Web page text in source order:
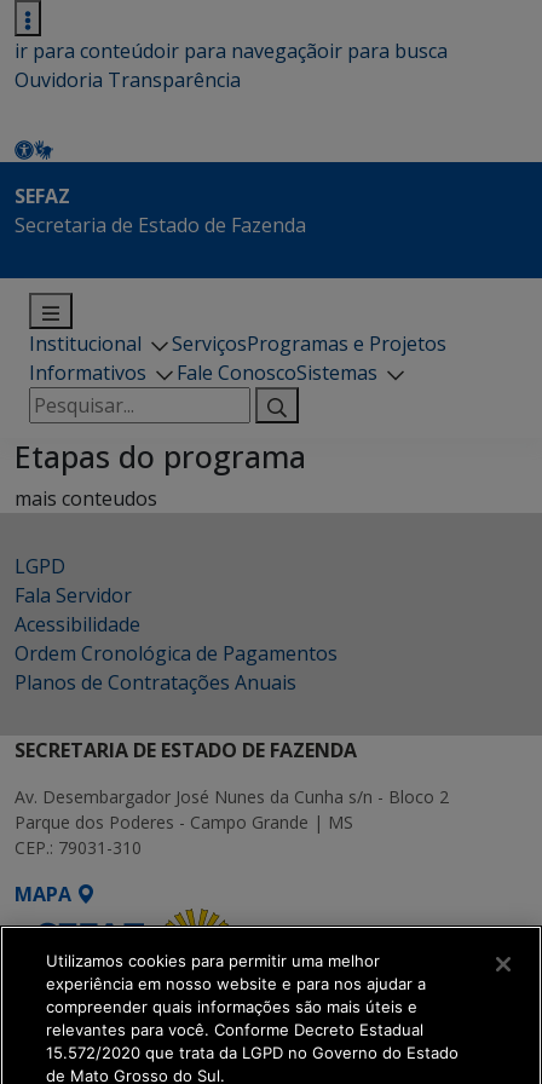
ir para conteúdoir para navegaçãoir para busca
Ouvidoria Transparência
SEFAZ
Secretaria de Estado de Fazenda
Institucional ServiçosProgramas e Projetos
Informativos
Fale ConoscoSistemas
Pesquisar
por:
Etapas do programa
mais conteudos
LGPD
Fala Servidor
Acessibilidade
Ordem Cronológica de Pagamentos
Planos de Contratações Anuais
SECRETARIA DE ESTADO DE FAZENDA
Av. Desembargador José Nunes da Cunha s/n - Bloco 2
Parque dos Poderes - Campo Grande | MS
CEP.: 79031-310
MAPA
SETDIG | Secretaria-
Utilizamos cookies para permitir uma melhor
experiência em nosso website e para nos ajudar a
compreender quais informações são mais úteis e
relevantes para você. Conforme Decreto Estadual
15.572/2020 que trata da LGPD no Governo do Estado
de Mato Grosso do Sul.